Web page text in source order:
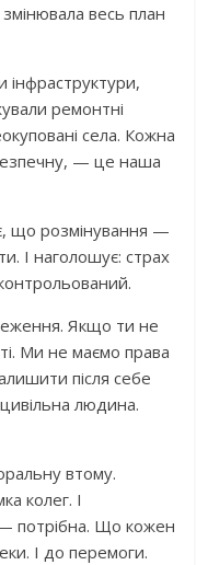
весь план
інфраструктури,
ремонтні
села. Кожна
— це наша
що розмінування —
І наголошує: страх
Якщо ти не
Ми не маємо права
після себе
людина.
втому.
колег. І
потрібна. Що кожен
І до перемоги.